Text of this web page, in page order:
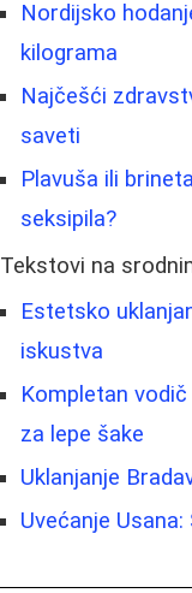
Nordijsko
kilograma
Najčešći
saveti
Plavuša ili
seksipila?
Tekstovi na
Estetsko
iskustva
Kompletan
za lepe šake
Uklanjanje
Uvećanje